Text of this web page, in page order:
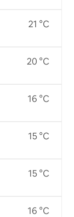
21 °C
20 °C
16 °C
15 °C
15 °C
16 °C